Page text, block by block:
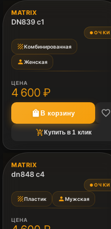
image_not_supported
MATRIX
DN839 c1
● ОЧКИ
textureКомбинированная
personЖенская
ЦЕНА
4 600 ₽
shopping_bagВ корзину favorite_border
shopping_cart_checkoutКупить в 1 клик
image_not_supported
MATRIX
dn848 c4
● ОЧКИ
textureПластик personМужская
ЦЕНА